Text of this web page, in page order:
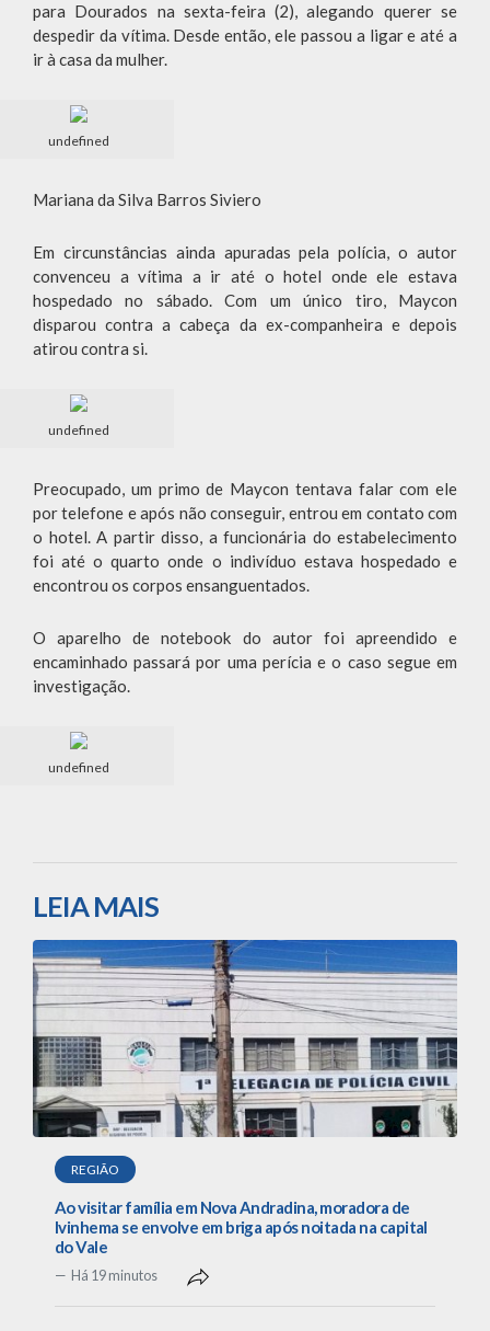
para Dourados na sexta-feira (2), alegando querer se
despedir da vítima. Desde então, ele passou a ligar e até a
ir à casa da mulher.
undefined
Mariana da Silva Barros Siviero
Em circunstâncias ainda apuradas pela polícia, o autor
convenceu a vítima a ir até o hotel onde ele estava
hospedado no sábado. Com um único tiro, Maycon
disparou contra a cabeça da ex-companheira e depois
atirou contra si.
undefined
Preocupado, um primo de Maycon tentava falar com ele
por telefone e após não conseguir, entrou em contato com
o hotel. A partir disso, a funcionária do estabelecimento
foi até o quarto onde o indivíduo estava hospedado e
encontrou os corpos ensanguentados.
O aparelho de notebook do autor foi apreendido e
encaminhado passará por uma perícia e o caso segue em
investigação.
undefined
LEIA MAIS
REGIÃO
Ao visitar família em Nova Andradina, moradora de
Ivinhema se envolve em briga após noitada na capital
do Vale
Há 19 minutos